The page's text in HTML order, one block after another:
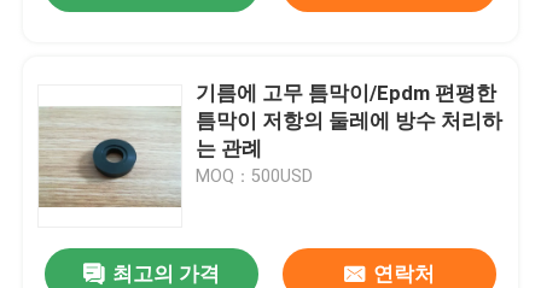
기름에 고무 틈막이/Epdm 편평한
틈막이 저항의 둘레에 방수 처리하
는 관례
MOQ：500USD
최고의 가격 연락처